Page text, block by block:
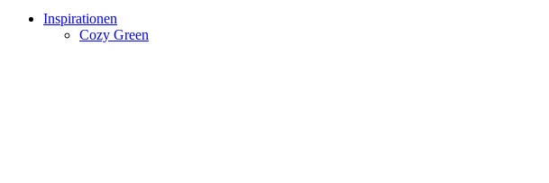
Inspirationen
Cozy Green